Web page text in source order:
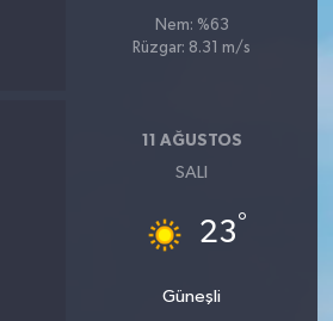
Nem: %63
Rüzgar: 8.31 m/s
11 AĞUSTOS
SALI
23°
Güneşli